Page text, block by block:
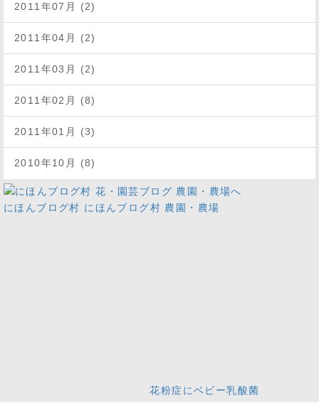
2011年07月 (2)
2011年04月 (2)
2011年03月 (2)
2011年02月 (8)
2011年01月 (3)
2010年10月 (8)
にほんブログ村 にほんブログ村 農園・農場
花粉症にベビー乳酸菌